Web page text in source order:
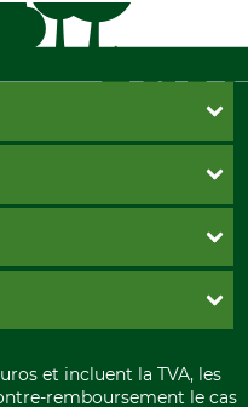
et incluent la TVA, les
remboursement le cas